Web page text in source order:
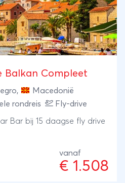
Skadar Nationaal Park in
activiteiten zoals
je deze familiereis aan het
ontspannen afsluiting in
Balkan Compleet
,
Macedonië
rondreis Fly-drive
Bar bij 15 daagse fly drive
vanaf
€ 1.508